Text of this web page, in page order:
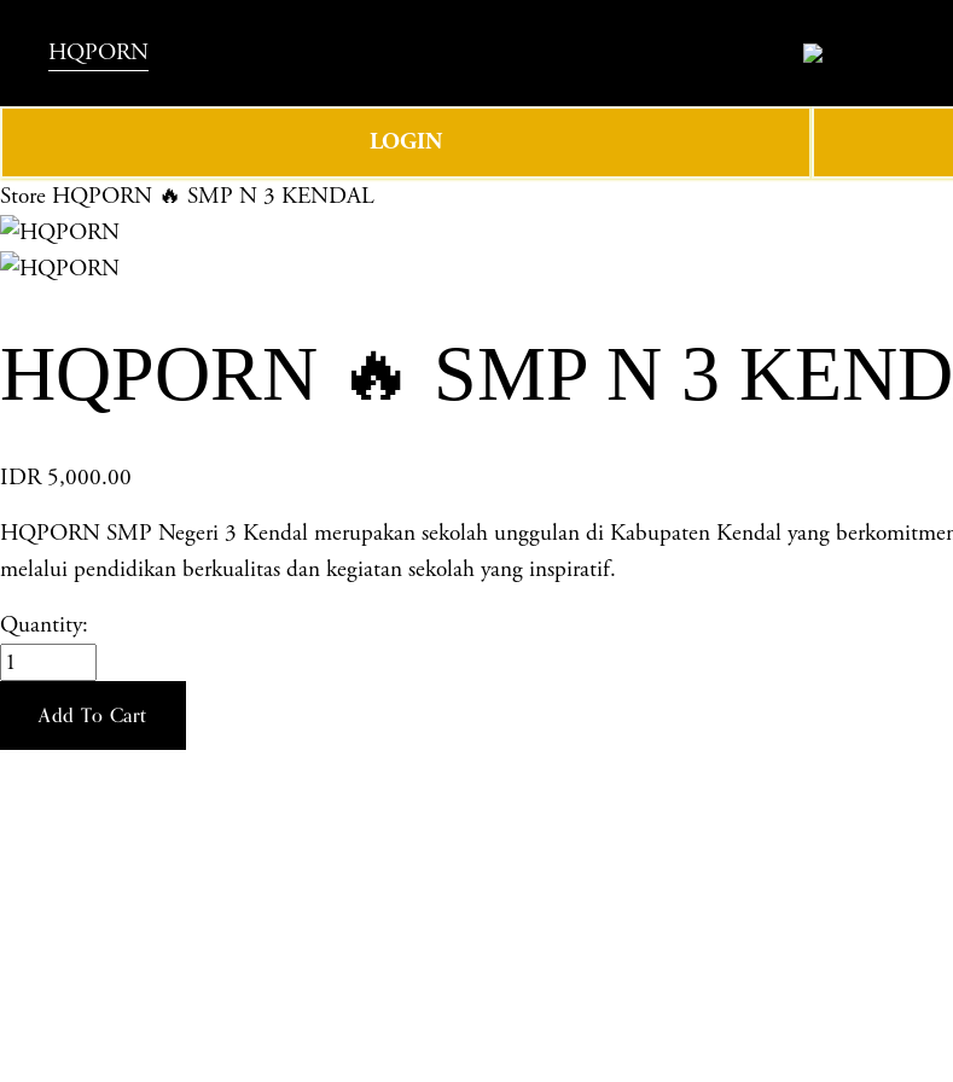
HQPORN
LOGIN
Store HQPORN 🔥 SMP N 3 KENDAL
HQPORN 🔥 SMP N 3
IDR 5,000.00
HQPORN SMP Negeri 3 Kendal merupakan sekolah unggulan di Kabupaten Kendal yang
melalui pendidikan berkualitas dan kegiatan sekolah yang inspiratif.
Quantity:
Add To Cart